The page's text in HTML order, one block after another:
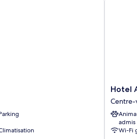
Hotel
Anne
de
Centre-
ville
Hotel
Centre-
admis
Wi-Fi